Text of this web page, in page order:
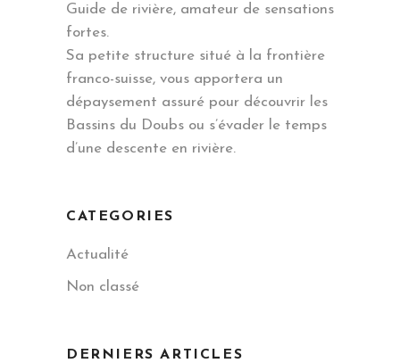
Guide de rivière, amateur de sensations
fortes.
Sa petite structure situé à la frontière
franco-suisse, vous apportera un
dépaysement assuré pour découvrir les
Bassins du Doubs ou s’évader le temps
d’une descente en rivière.
CATEGORIES
Actualité
Non classé
DERNIERS ARTICLES